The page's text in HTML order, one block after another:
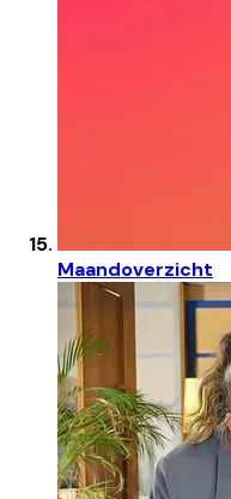
Maandoverzicht